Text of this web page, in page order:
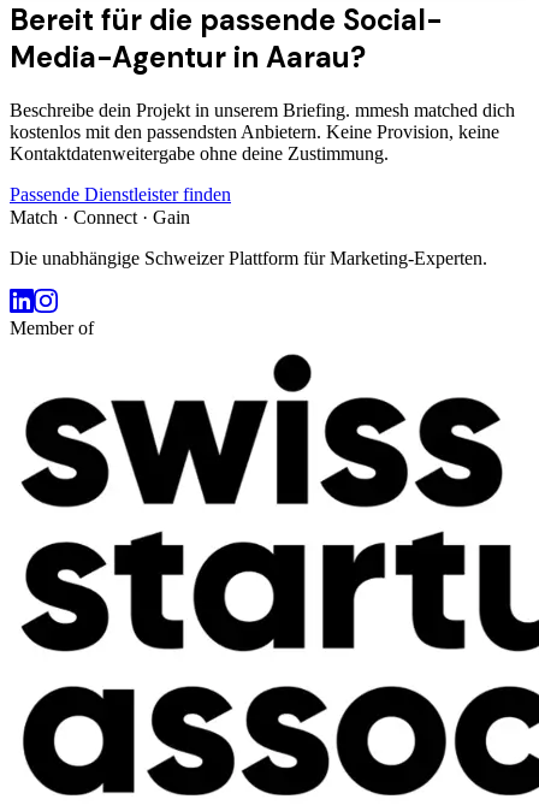
Bereit für die passende Social-
Media-Agentur in Aarau?
Beschreibe dein Projekt in unserem Briefing. mmesh matched dich
kostenlos mit den passendsten Anbietern. Keine Provision, keine
Kontaktdatenweitergabe ohne deine Zustimmung.
Passende Dienstleister finden
Match · Connect · Gain
Die unabhängige Schweizer Plattform für Marketing-Experten.
Member of